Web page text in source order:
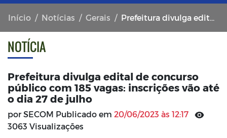
Início Notícias Gerais Prefeitura divulga edital de concurso público com 185 vagas: inscrições vão até o dia 27 de julho
NOTÍCIA
Prefeitura divulga edital de concurso
público com 185 vagas: inscrições vão até
o dia 27 de julho
por SECOM Publicado em 20/06/2023 às 12:17
3063 Visualizações